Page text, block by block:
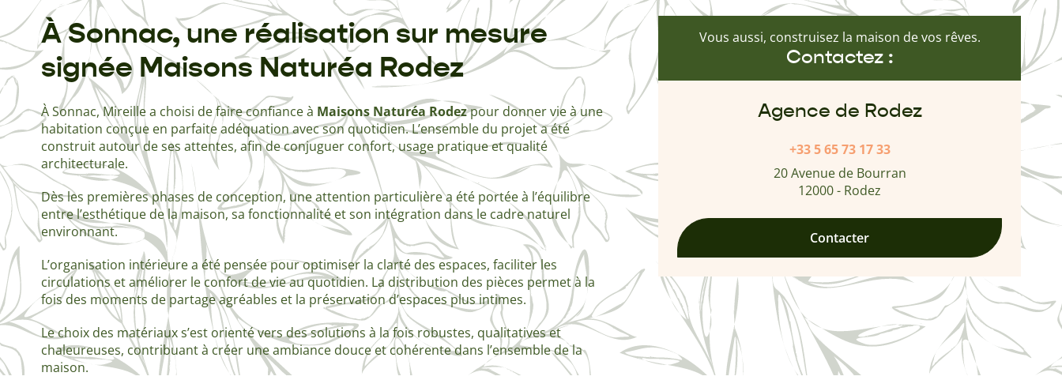
À Sonnac, une réalisation sur mesure
signée Maisons Naturéa Rodez
À Sonnac, Mireille a choisi de faire confiance à Maisons Naturéa Rodezpour donner vie à une
habitation conçue en parfaite adéquation avec son quotidien. L’ensemble du projet a été
construit autour de ses attentes, afin de conjuguer confort, usage pratique et qualité
architecturale.
Dès les premières phases de conception, une attention particulière a été portée à l’équilibre
entre l’esthétique de la maison, sa fonctionnalité et son intégration dans le cadre naturel
environnant.
L’organisation intérieure a été pensée pour optimiser la clarté des espaces, faciliter les
circulations et améliorer le confort de vie au quotidien. La distribution des pièces permet à la
fois des moments de partage agréables et la préservation d’espaces plus intimes.
Le choix des matériaux s’est orienté vers des solutions à la fois robustes, qualitatives et
chaleureuses, contribuant à créer une ambiance douce et cohérente dans l’ensemble de la
maison.
Vous aussi, construisez la maison de vos rêves.
Contactez :
Agence de Rodez
+33 5 65 73 17 33
20 Avenue de Bourran
12000 - Rodez
Contacter